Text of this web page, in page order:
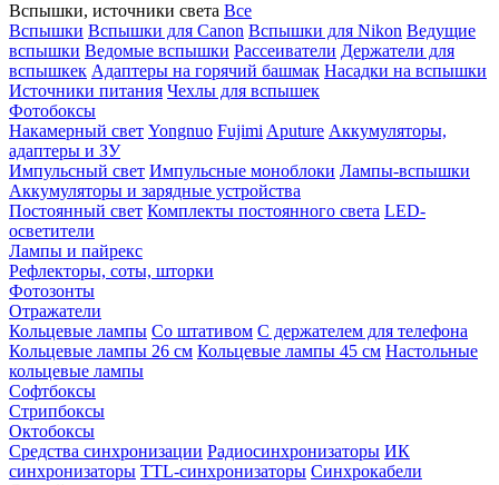
Вспышки, источники света Все
Вспышки Вспышки для Canon Вспышки для Nikon Ведущие
вспышки Ведомые вспышки Рассеиватели Держатели для
вспышкек Адаптеры на горячий башмак Насадки на вспышки
Источники питания Чехлы для вспышек
Фотобоксы
Накамерный свет Yongnuo Fujimi Aputure Аккумуляторы,
адаптеры и ЗУ
Импульсный свет Импульсные моноблоки Лампы-вспышки
Аккумуляторы и зарядные устройства
Постоянный свет Комплекты постоянного света LED-
осветители
Лампы и пайрекс
Рефлекторы, соты, шторки
Фотозонты
Отражатели
Кольцевые лампы Со штативом С держателем для телефона
Кольцевые лампы 26 см Кольцевые лампы 45 см Настольные
кольцевые лампы
Софтбоксы
Стрипбоксы
Октобоксы
Средства синхронизации Радиосинхронизаторы ИК
синхронизаторы TTL-синхронизаторы Синхрокабели